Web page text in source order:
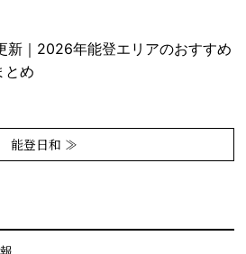
新｜2026年能登エリアのおすすめ
とめ
能登日和 ≫